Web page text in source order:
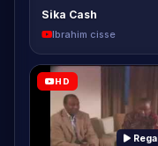
ACondewmv
Amadou Diallo